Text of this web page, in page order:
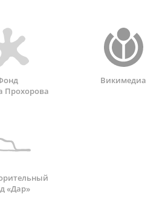
Прохорова
Викимедиа
«Дар»